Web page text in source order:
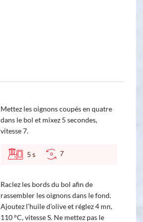
Mettez les oignons coupés en quatre
dans le bol et mixez 5 secondes,
vitesse 7.
5 s 7
Raclez les bords du bol afin de
rassembler les oignons dans le fond.
Ajoutez l’huile d’olive et réglez 4 mn,
110 °C, vitesse S. Ne mettez pas le